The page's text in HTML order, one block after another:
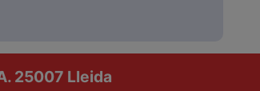
25007 Lleida